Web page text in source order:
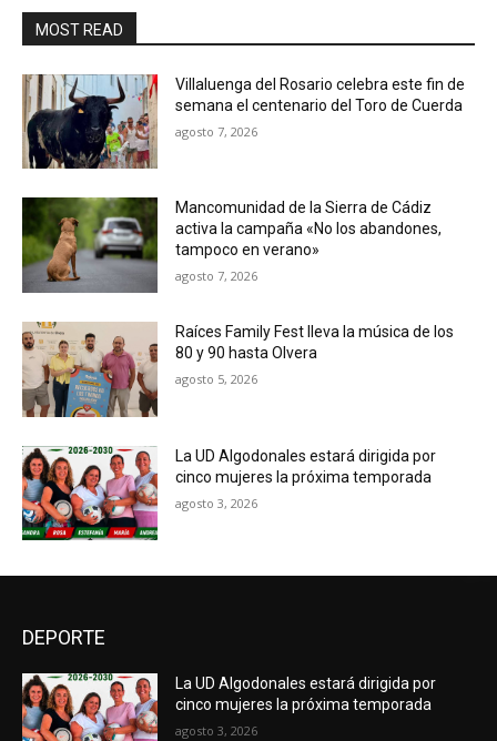
MOST READ
Villaluenga del Rosario celebra este fin de
semana el centenario del Toro de Cuerda
agosto 7, 2026
Mancomunidad de la Sierra de Cádiz
activa la campaña «No los abandones,
tampoco en verano»
agosto 7, 2026
Raíces Family Fest lleva la música de los
80 y 90 hasta Olvera
agosto 5, 2026
La UD Algodonales estará dirigida por
cinco mujeres la próxima temporada
agosto 3, 2026
DEPORTE
La UD Algodonales estará dirigida por
cinco mujeres la próxima temporada
agosto 3, 2026